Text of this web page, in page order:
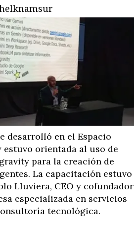
desarrolló en el Espacio
estuvo orientada al uso de
para la creación de
La capacitación estuvo
Lluviera, CEO y cofundador
especializada en servicios
tecnológica.